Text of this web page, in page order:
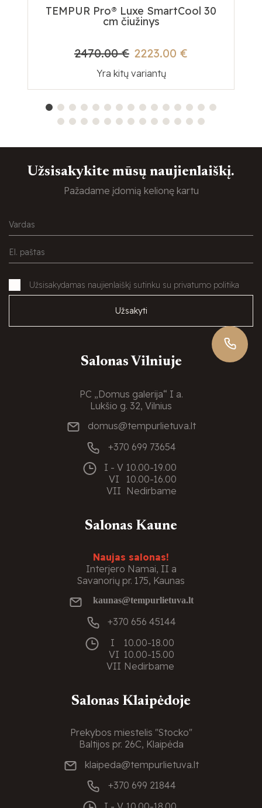
TEMPUR Pro® Luxe SmartCool 30
cm čiužinys
2223.00 €
2470.00 €
Yra kitų variantų
Užsisakykite mūsų naujienlaiškį.
Pažadame įdomią kelionę kartu
Užsisakydamas naujienlaiškį sutinku su privatumo politika
Užsakyti
Salonas Vilniuje
PC „Domus galerija“ I a.
Lukšio g. 32, Vilnius
domus@tempurlietuva.lt
+370 699 73654
I - V 10.00-19.00
VI
10.00-16.00
VII Nedirbame
Salonas Kaune
Naujas salonas!
Interjero Namai, II a
Savanorių pr. 175, Kaunas
kaunas@tempurlietuva.lt
+370 656 45144
I
10.00-18.00
VI 10.00-15.00
VII Nedirbame
Salonas Klaipėdoje
Prekybos miestelis "Stocko"
Baltijos pr. 26C, Klaipėda
klaipeda@tempurlietuva.lt
+370 699 21844